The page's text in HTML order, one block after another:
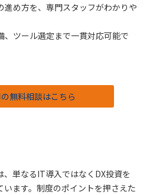
進め方を、専門スタッフがわかりや
、ツール選定まで一貫対応可能で
無料相談はこちら
単なるIT導入ではなくDX投資を
ます。制度のポイントを押さえた